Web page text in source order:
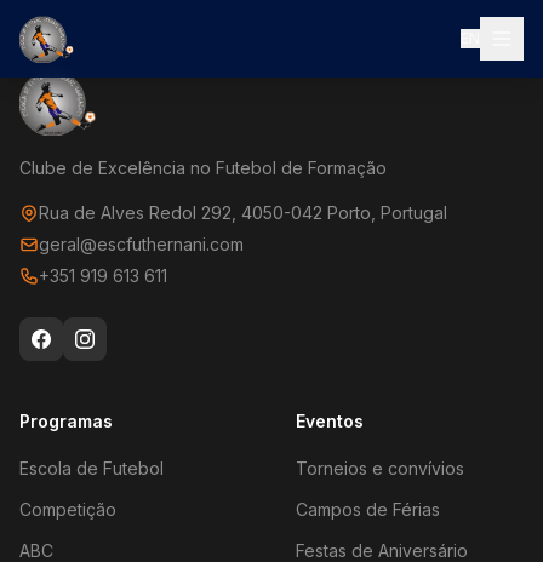
Clube de Excelência no Futebol de Formação
Rua de Alves Redol 292, 4050-042 Porto, Portugal
geral@escfuthernani.com
+351 919 613 611
Programas
Escola de Futebol
Competição
ABC
Eventos
Torneios e convívios
Campos de Férias
Festas de Aniversário